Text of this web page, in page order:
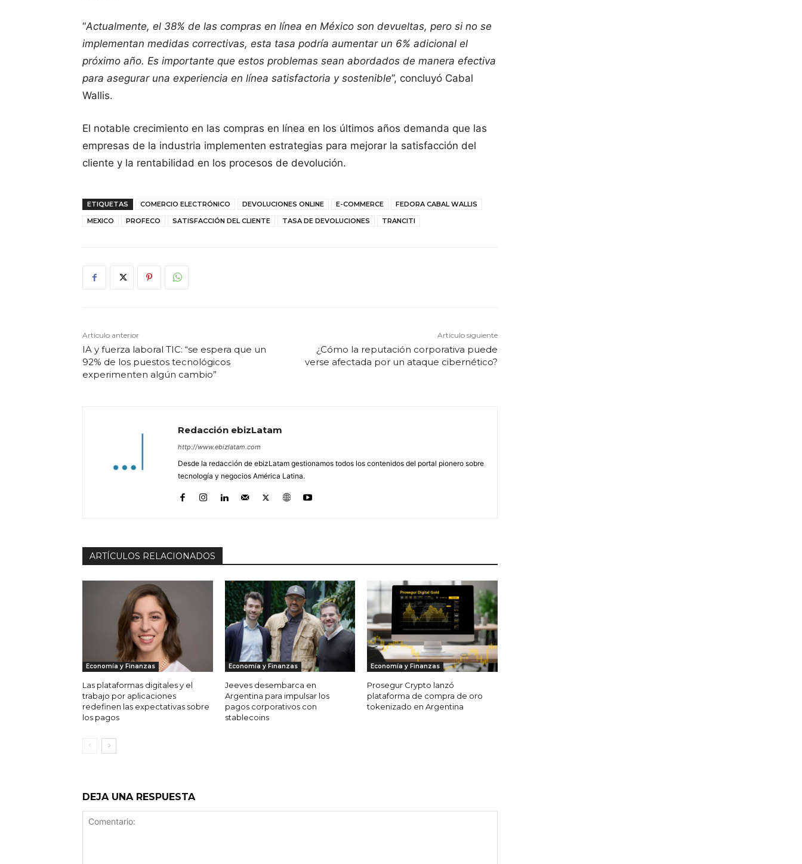
“Actualmente, el 38% de las compras en línea en México son devueltas, pero si no se
implementan medidas correctivas, esta tasa podría aumentar un 6% adicional el
próximo año. Es importante que estos problemas sean abordados de manera efectiva
para asegurar una experiencia en línea satisfactoria y sostenible”, concluyó Cabal
Wallis.
El notable crecimiento en las compras en línea en los últimos años demanda que las
empresas de la industria implementen estrategias para mejorar la satisfacción del
cliente y la rentabilidad en los procesos de devolución.
ETIQUETAS COMERCIO ELECTRÓNICO DEVOLUCIONES ONLINE E-COMMERCE
FEDORA CABAL WALLIS
MEXICO
PROFECO SATISFACCIÓN DEL CLIENTE TASA DE DEVOLUCIONES TRANCITI
Artículo anterior
IA y fuerza laboral TIC: “se espera que un
92% de los puestos tecnológicos
experimenten algún cambio”
Artículo siguiente
¿Cómo la reputación corporativa puede
verse afectada por un ataque cibernético?
Redacción ebizLatam
http://www.ebizlatam.com
Desde la redacción de ebizLatam gestionamos todos los contenidos del portal pionero sobre
tecnología y negocios América Latina.
ARTÍCULOS RELACIONADOS
Economía y Finanzas
Las plataformas digitales y el
trabajo por aplicaciones
redefinen las expectativas sobre
los pagos
Economía y Finanzas
Jeeves desembarca en
Argentina para impulsar los
pagos corporativos con
stablecoins
Economía y Finanzas
Prosegur Crypto lanzó
plataforma de compra de oro
tokenizado en Argentina
DEJA UNA RESPUESTA